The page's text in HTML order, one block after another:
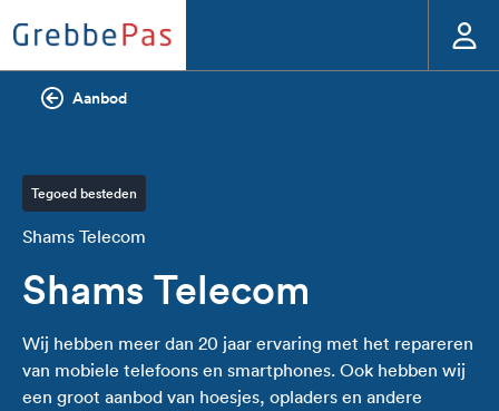
Aanbod
Tegoed besteden
Shams Telecom
Shams Telecom
Wij hebben meer dan 20 jaar ervaring met het repareren
van mobiele telefoons en smartphones. Ook hebben wij
een groot aanbod van hoesjes, opladers en andere